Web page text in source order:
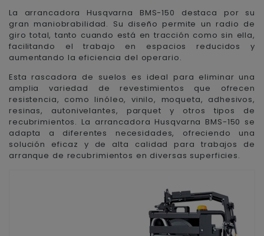
La arrancadora Husqvarna BMS-150 destaca por su
gran maniobrabilidad. Su diseño permite un radio de
giro total, tanto cuando está en tracción como sin ella,
facilitando el trabajo en espacios reducidos y
aumentando la eficiencia del operario.
Esta rascadora de suelos es ideal para eliminar una
amplia variedad de revestimientos que ofrecen
resistencia, como linóleo, vinilo, moqueta, adhesivos,
resinas, autonivelantes, parquet y otros tipos de
recubrimientos. La arrancadora Husqvarna BMS-150 se
adapta a diferentes necesidades, ofreciendo una
solución eficaz y de alta calidad para trabajos de
arranque de recubrimientos en diversas superficies.